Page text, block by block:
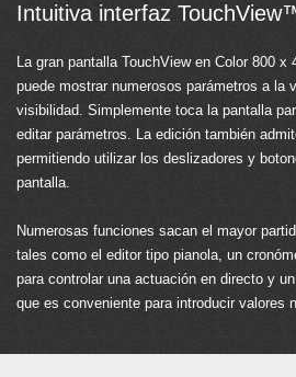
Intuitiva interfaz
La gran pantalla TouchView en Color 800
puede mostrar numerosos parámetros a la
visibilidad. Simplemente toca la pantalla
editar parámetros. La edición también
permitiendo utilizar los deslizadores y
pantalla.
Numerosas funciones sacan el mayor
tales como el editor tipo pianola, un
para controlar una actuación en directo y
que es conveniente para introducir valores